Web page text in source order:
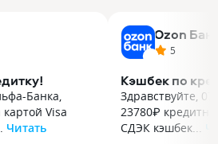
Банка,
Visa
Читать
Ozon
5
Кэшбек по
Здравствуйте,
23780₽
СДЭК кэшбек...